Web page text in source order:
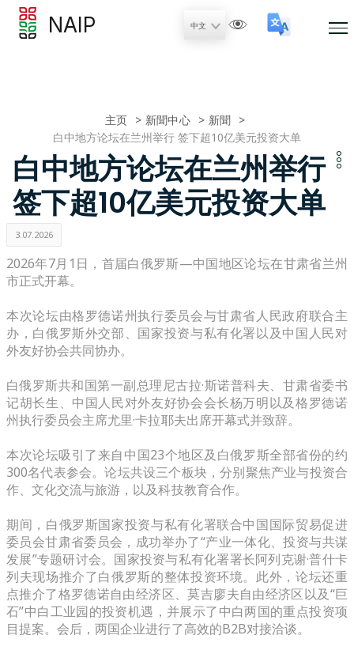
NAIP
主页 新聞中心
新聞
白中地方论坛在兰州举行 签下超10亿美元投资大单
白中地方论坛在兰州举行
签下超10亿美元投资大单
3.07.2026
2026年7月1日，首届白俄罗斯—中国地区论坛在甘肃省兰州
市正式开幕。
本次论坛由格罗德诺州执行委员会与甘肃省人民政府联合主
办，白俄罗斯外交部、国家投资与私有化署以及中国人民对
外友好协会共同协办。
白俄罗斯共和国第一副总理尼古拉·斯诺普科夫、甘肃省委书
记胡长生、中国人民对外友好协会会长杨万明以及格罗德诺
州执行委员会主席尤里·卡拉耶夫出席开幕式并致辞。
本次论坛吸引了来自中国23个地区及白俄罗斯全部省份的约
300名代表参会。论坛共设三个板块，分别聚焦产业与投资合
作、文化交流与旅游，以及科技教育合作。
期间，白俄罗斯国家投资与私有化署联合中国国际贸易促进
委员会甘肃省委员会，成功举办了“产业一体化、投资与共谋
发展”专题研讨会。国家投资与私有化署署长阿列克谢·普什卡
列夫现场推介了白俄罗斯的整体投资环境。此外，论坛还重
点推介了格罗德诺自由经济区、莫吉廖夫自由经济区以及“巨
石”中白工业园的投资机遇，并展示了中白两国的重点投资项
目提案。会后，两国企业进行了高效的B2B对接洽谈。